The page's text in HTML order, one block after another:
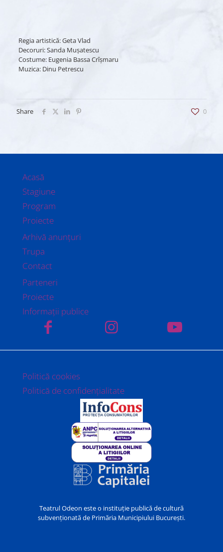
Regia artistică: Geta Vlad
Decoruri: Sanda Muşatescu
Costume: Eugenia Bassa Crîşmaru
Muzica: Dinu Petrescu
Share 0
Acasă
Stagiune
Program
Proiecte
Arhivă anunțuri
Trupa
Contact
Parteneri
Proiecte
Informații publice
Politică cookies
Politică de confidențialitate
Teatrul Odeon este o instituție publică de cultură
subvenționată de Primăria Municipiului București.